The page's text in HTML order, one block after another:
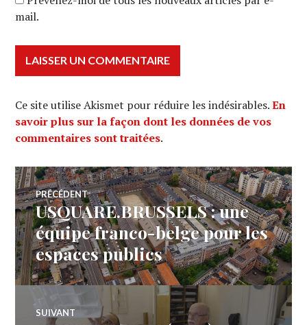
mail.
Ce site utilise Akismet pour réduire les indésirables.En
savoir plus sur la façon dont les données de vos
commentaires sont traitées.
Navigation
de
l’article
PRÉCÉDENT
Article
précédent :
USQUARE.BRUSSELS : une
équipe franco-belge pour les
espaces publics
SUIVANT